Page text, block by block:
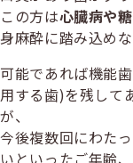
この方は心臓病や
身麻酔に踏み込め
可能であれば機能
用する歯)を残して
が、
今後複数回にわた
いといったご年齢